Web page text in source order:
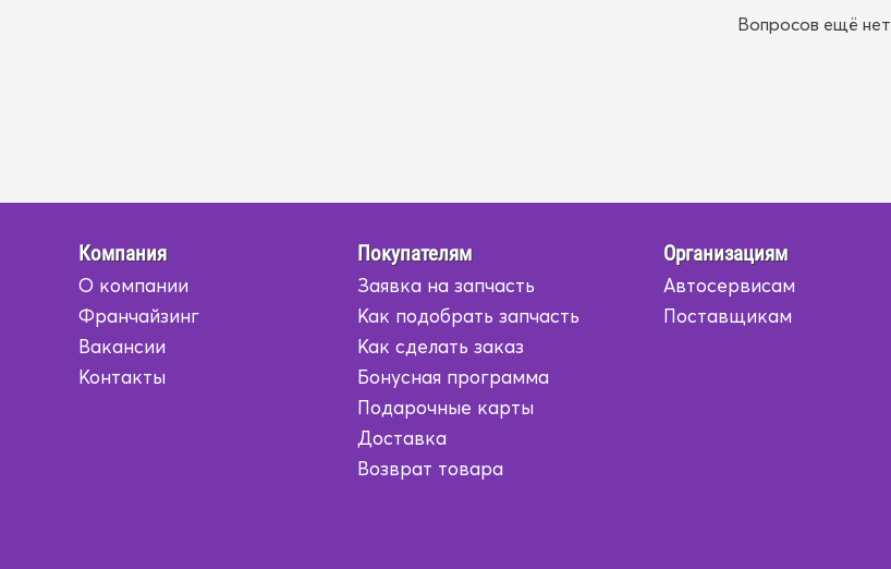
Вопросов ещё нет
Компания
О компании
Франчайзинг
Вакансии
Контакты
Покупателям
Заявка на запчасть
Как подобрать запчасть
Как сделать заказ
Бонусная программа
Подарочные карты
Доставка
Возврат товара
Организациям
Автосервисам
Поставщикам